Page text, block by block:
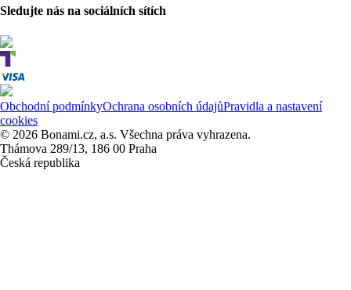
Sledujte nás na sociálních sítích
Obchodní podmínkyOchrana osobních údajůPravidla a nastavení
cookies
© 2026 Bonami.cz, a.s. Všechna práva vyhrazena.
Thámova 289/13, 186 00 Praha
Česká republika